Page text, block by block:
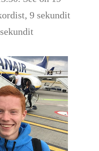
9 sekundit